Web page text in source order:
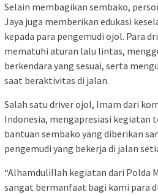
Selain membagikan sembako,
Jaya juga memberikan edukasi
kepada para pengemudi ojol. Para
mematuhi aturan lalu lintas,
berkendara yang sesuai, serta
saat beraktivitas di jalan.
Salah satu driver ojol, Imam dari
Indonesia, mengapresiasi kegiatan
bantuan sembako yang diberikan
pengemudi yang bekerja di jalan
“Alhamdulillah kegiatan dari Polda
sangat bermanfaat bagi kami para